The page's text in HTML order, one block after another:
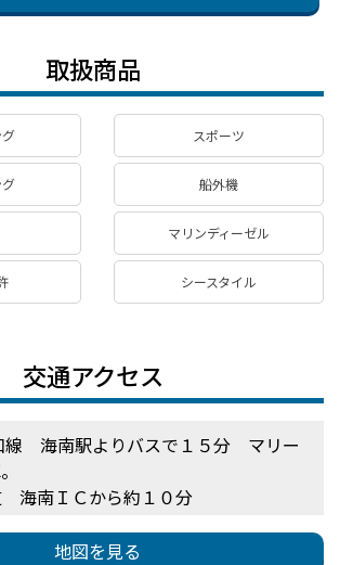
取扱商品
スポーツ
船外機
マリンディーゼル
シースタイル
交通アクセス
海南駅よりバスで１５分 マリー
南ＩＣから約１０分
地図を見る